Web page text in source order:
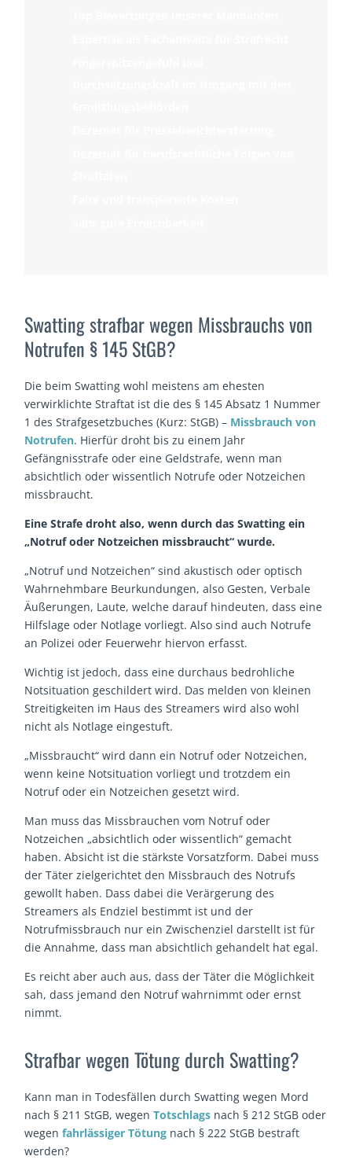
Swatting strafbar wegen Missbrauchs von
Notrufen § 145 StGB?
Die beim Swatting wohl meistens am ehesten
verwirklichte Straftat ist die des § 145 Absatz 1 Nummer
1 des Strafgesetzbuches (Kurz: StGB) – Missbrauch von
Notrufen. Hierfür droht bis zu einem Jahr
Gefängnisstrafe oder eine Geldstrafe, wenn man
absichtlich oder wissentlich Notrufe oder Notzeichen
missbraucht.
Eine Strafe droht also, wenn durch das Swatting ein
„Notruf oder Notzeichen missbraucht“ wurde.
„Notruf und Notzeichen“ sind akustisch oder optisch
Wahrnehmbare Beurkundungen, also Gesten, Verbale
Äußerungen, Laute, welche darauf hindeuten, dass eine
Hilfslage oder Notlage vorliegt. Also sind auch Notrufe
an Polizei oder Feuerwehr hiervon erfasst.
Wichtig ist jedoch, dass eine durchaus bedrohliche
Notsituation geschildert wird. Das melden von kleinen
Streitigkeiten im Haus des Streamers wird also wohl
nicht als Notlage eingestuft.
„Missbraucht“ wird dann ein Notruf oder Notzeichen,
wenn keine Notsituation vorliegt und trotzdem ein
Notruf oder ein Notzeichen gesetzt wird.
Man muss das Missbrauchen vom Notruf oder
Notzeichen „absichtlich oder wissentlich“ gemacht
haben. Absicht ist die stärkste Vorsatzform. Dabei muss
der Täter zielgerichtet den Missbrauch des Notrufs
gewollt haben. Dass dabei die Verärgerung des
Streamers als Endziel bestimmt ist und der
Notrufmissbrauch nur ein Zwischenziel darstellt ist für
die Annahme, dass man absichtlich gehandelt hat egal.
Es reicht aber auch aus, dass der Täter die Möglichkeit
sah, dass jemand den Notruf wahrnimmt oder ernst
nimmt.
Strafbar wegen Tötung durch Swatting?
Kann man in Todesfällen durch Swatting wegen Mord
nach § 211 StGB, wegenTotschlags nach § 212 StGB oder
wegenfahrlässiger Tötung nach § 222 StGB bestraft
werden?